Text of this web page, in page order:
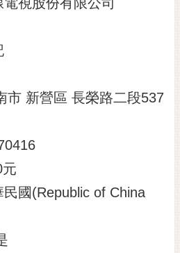
市 新營區 長榮路二段537
國(Republic of China